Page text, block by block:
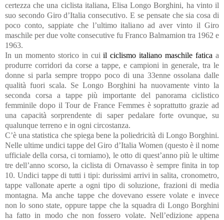
certezza che una ciclista italiana, Elisa Longo Borghini, ha vinto il
suo secondo Giro d’Italia consecutivo. E se pensate che sia cosa di
poco conto, sappiate che l’ultimo italiano ad aver vinto il Giro
maschile per due volte consecutive fu Franco Balmamion tra 1962 e
1963.
In un momento storico in cuiil ciclismo italiano maschile fatica a
produrre corridori da corse a tappe, e campioni in generale, tra le
donne si parla sempre troppo poco di una 33enne ossolana dalle
qualità fuori scala. Se Longo Borghini ha nuovamente vinto la
seconda corsa a tappe più importante del panorama ciclistico
femminile dopo il Tour de France Femmes è soprattutto grazie ad
una capacità sorprendente di saper pedalare forte ovunque, su
qualunque terreno e in ogni circostanza.
C’è una statistica che spiega bene la poliedricità di Longo Borghini.
Nelle ultime undici tappe del Giro d’Italia Women (questo è il nome
ufficiale della corsa, ci torniamo), le otto di quest’anno più le ultime
tre dell’anno scorso, la ciclista di Ornavasso è sempre finita in top
10. Undici tappe di tutti i tipi: durissimi arrivi in salita, cronometro,
tappe vallonate aperte a ogni tipo di soluzione, frazioni di media
montagna. Ma anche tappe che dovevano essere volate e invece
non lo sono state, oppure tappe che la squadra di Longo Borghini
ha fatto in modo che non fossero volate. Nell’edizione appena